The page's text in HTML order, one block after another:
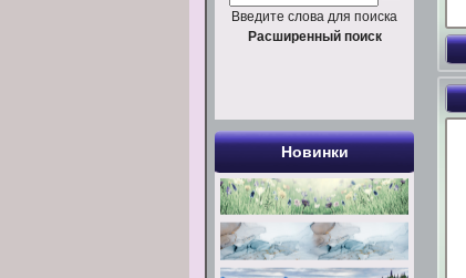
Введите слова для поиска
Расширенный поиск
Новинки